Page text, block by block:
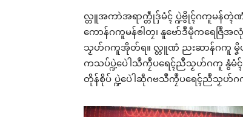
လ္တူအကာဲအရာက္တဵုဒှ်မံၚ် ပ္ဍဲဗွိုၚ်ဂကူမန်
ကောန်ဂကူမန်ၜါတၠ၊ နူဗော်ဒဳမဵုကရေဇ
သၟဟ်ဂကူအိုတ်ရ။ လ္တူဏံ ညးဆာန်ဂကူ မၞိ
ကသပ်ပ္ဍဲပေဲါသဳကၠဳပရေၚ်ညဳသၟဟ်ဂကူ နွံမံ
တိုန်စိုပ် ပ္ဍဲပေဲါဆဵုဂဗသဳကၠဳပရေၚ်ညဳသၟဟ်